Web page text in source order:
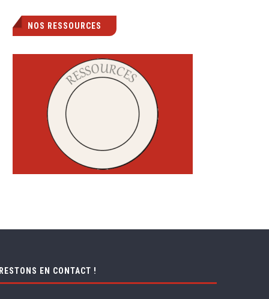
NOS RESSOURCES
RESTONS EN CONTACT !